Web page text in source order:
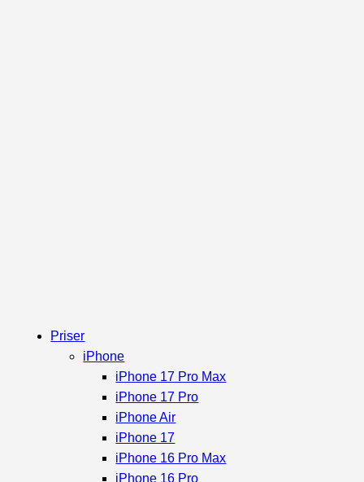
Priser
iPhone
iPhone 17 Pro Max
iPhone 17 Pro
iPhone Air
iPhone 17
iPhone 16 Pro Max
iPhone 16 Pro